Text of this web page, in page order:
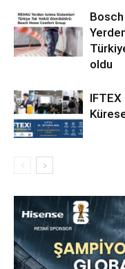
oldu